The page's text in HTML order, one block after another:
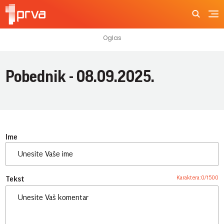
Pobednik - 08.09.2025.
Ime
Tekst Karaktera:0/1500